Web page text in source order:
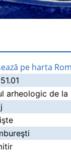
pe harta
arheologic de